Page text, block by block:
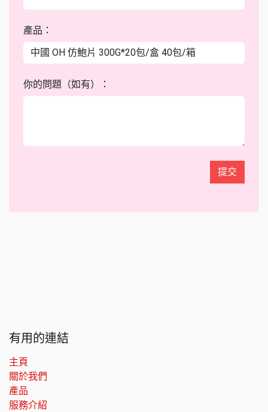
產品：
你的問題（如有）：
提交
有用的連結
主頁
關於我們
產品
服務介紹